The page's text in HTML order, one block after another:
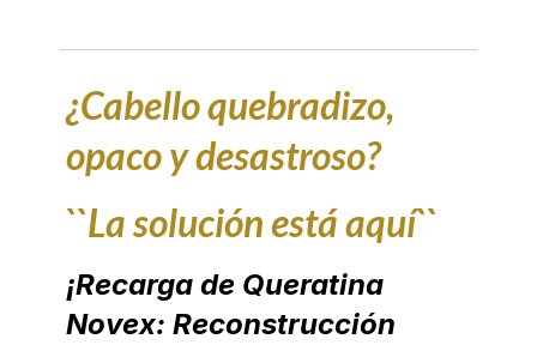
¿Cabello quebradizo,
opaco y desastroso?
``La solución está aquí``
¡Recarga de Queratina
Novex: Reconstrucción